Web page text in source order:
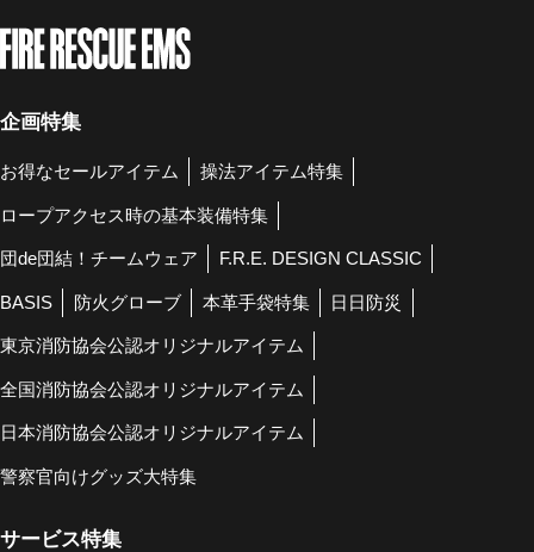
企画特集
お得なセールアイテム 操法アイテム特集
ロープアクセス時の基本装備特集
団de団結！チームウェア F.R.E. DESIGN CLASSIC
BASIS 防火グローブ 本革手袋特集 日日防災
東京消防協会公認オリジナルアイテム
全国消防協会公認オリジナルアイテム
日本消防協会公認オリジナルアイテム
警察官向けグッズ大特集
サービス特集